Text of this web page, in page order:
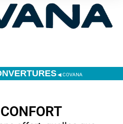
◀COVANA